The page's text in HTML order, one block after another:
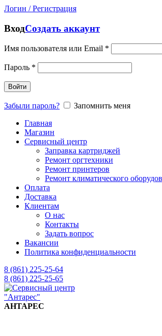
Логин / Регистрация
ВходСоздать аккаунт
Имя пользователя или Email *
Пароль *
Войти
Забыли пароль?
Запомнить меня
Главная
Магазин
Сервисный центр
Заправка картриджей
Ремонт оргтехники
Ремонт принтеров
Ремонт климатического
Оплата
Доставка
Клиентам
О нас
Контакты
Задать вопрос
Вакансии
Политика конфиденциальности
8 (861) 225-25-64
8 (861) 225-25-65
АНТАРЕС